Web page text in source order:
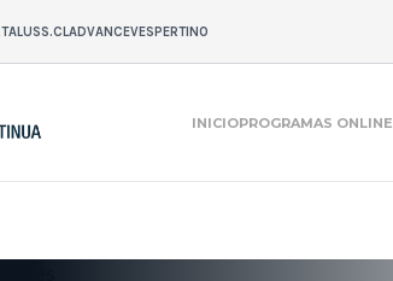
USS.CLADVANCEVESPERTINO
INICIOPROGRAMAS ONLINE